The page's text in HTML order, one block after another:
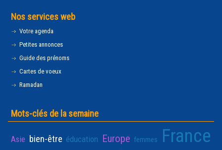
Nos services web
Votre agenda
Petites annonces
Guide des prénoms
Cartes de voeux
Ramadan
Mots-clés de la semaine
Asie bien-être éducation Europe femmes France